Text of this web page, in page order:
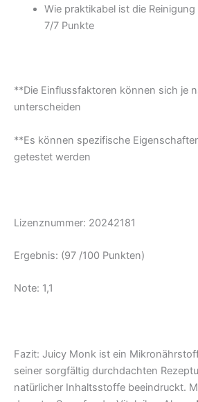
Wie praktikabel ist die
7/7 Punkte
**Die Einflussfaktoren können sich je
unterscheiden
**Es können spezifische
getestet werden
Lizenznummer: 20242181
Ergebnis: (97 /100 Punkten)
Note: 1,1
Fazit: Juicy Monk ist ein
seiner sorgfältig durchdachten
natürlicher Inhaltsstoffe beeindruckt.